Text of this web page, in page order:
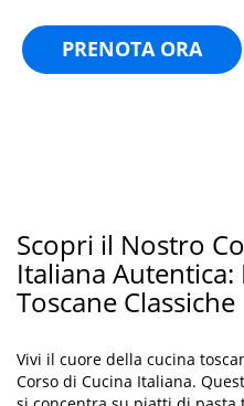
PRENOTA ORA
Scopri il Nostro
Italiana
Toscane Classiche
Vivi il cuore della cucina
Corso di Cucina Italiana.